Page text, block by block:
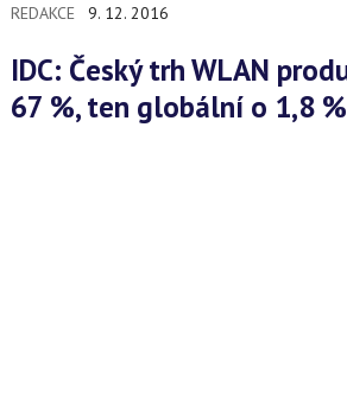
REDAKCE 9. 12. 2016
IDC: Český trh WLAN produktů vyrostl o
67 %, ten globální o 1,8 %